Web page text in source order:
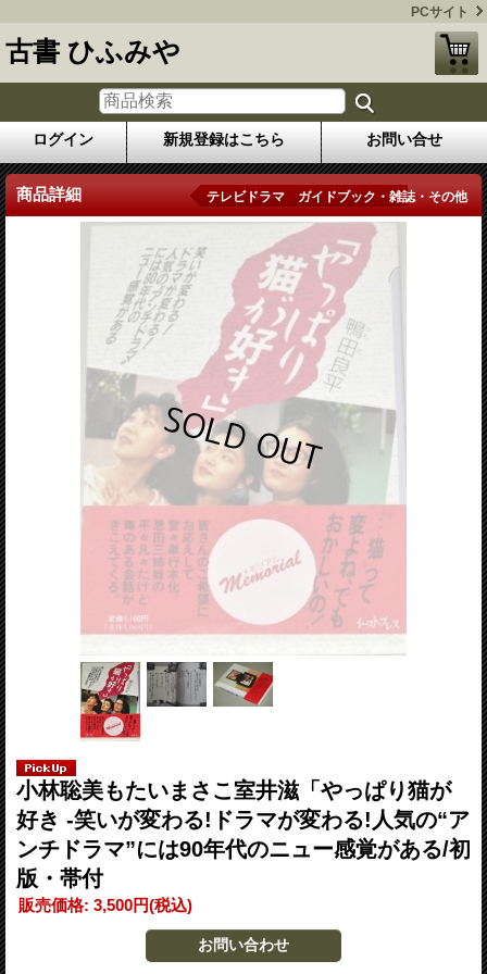
PCサイト
古書 ひふみや
ログイン 新規登録はこちら お問い合せ
商品詳細 テレビドラマ ガイドブック・雑誌・その他
小林聡美もたいまさこ室井滋「やっぱり猫が
好き ‐笑いが変わる!ドラマが変わる!人気の“ア
ンチドラマ”には90年代のニュー感覚がある/初
版・帯付
販売価格: 3,500円(税込)